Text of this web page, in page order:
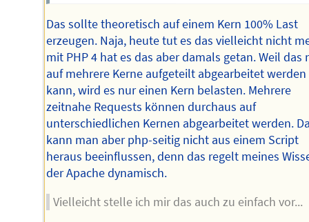
Das sollte theoretisch auf einem Kern 100% Last
erzeugen. Naja, heute tut es das vielleicht nicht
mit PHP 4 hat es das aber damals getan. Weil das
auf mehrere Kerne aufgeteilt abgearbeitet werden
kann, wird es nur einen Kern belasten. Mehrere
zeitnahe Requests können durchaus auf
unterschiedlichen Kernen abgearbeitet werden.
kann man aber php-seitig nicht aus einem Script
heraus beeinflussen, denn das regelt meines
der Apache dynamisch.
Vielleicht stelle ich mir das auch zu einfach vor...